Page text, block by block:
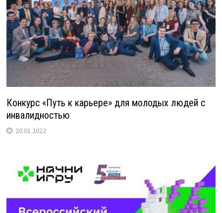
Конкурс «Путь к карьере» для молодых людей с
инвалидностью
20.01.2022